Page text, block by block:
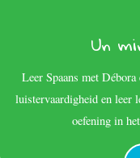
Un
Leer Spaans met
luistervaardigheid en leer
oefening in